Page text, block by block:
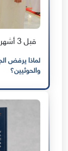
قبل 3 أشهر
لماذا يرفض
والحوثيين؟